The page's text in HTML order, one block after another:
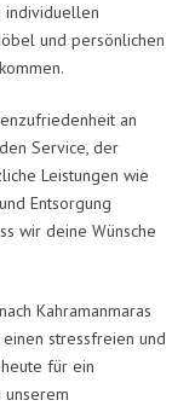
individuellen
und persönlichen
an
Service, der
Leistungen wie
Entsorgung
wir deine Wünsche
Kahramanmaras
stressfreien und
für ein